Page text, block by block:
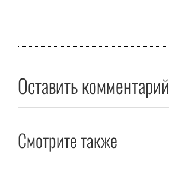
Оставить комментарий
Смотрите также